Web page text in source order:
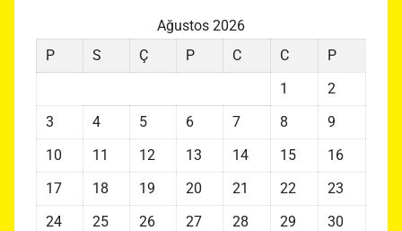
Ağustos 2026
P
S Ç P C C
P
1
2
3
4 5 6 7 8
9
10
11 12 13 14 15
16
17
18 19 20 21 22
23
24
25 26 27 28 29
30